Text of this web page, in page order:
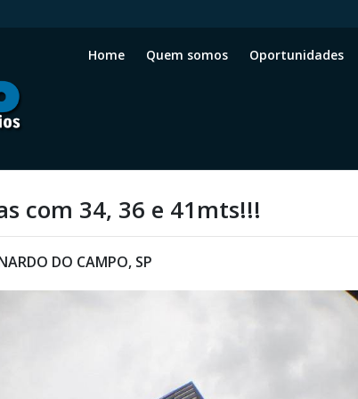
Home Quem somos Oportunidades
com 34, 36 e 41mts!!!
DO CAMPO, SP